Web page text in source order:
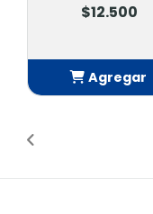
$12.500
Agregar